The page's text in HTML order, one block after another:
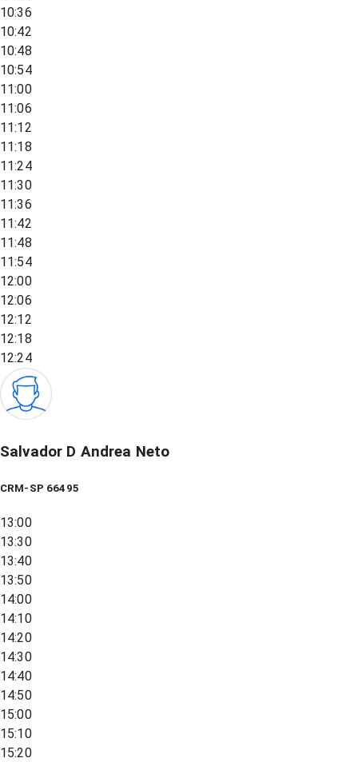
10:36
10:42
10:48
10:54
11:00
11:06
11:12
11:18
11:24
11:30
11:36
11:42
11:48
11:54
12:00
12:06
12:12
12:18
12:24
Salvador D Andrea Neto
CRM-SP 66495
13:00
13:30
13:40
13:50
14:00
14:10
14:20
14:30
14:40
14:50
15:00
15:10
15:20